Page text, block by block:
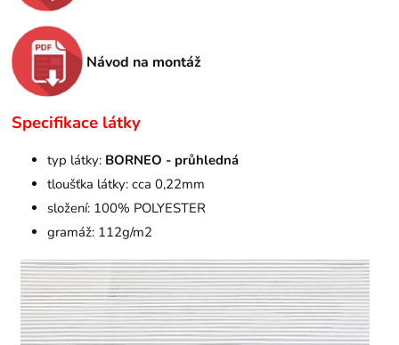
Návod na montáž
Specifikace látky
typ látky: BORNEO - průhledná
tloušťka látky: cca 0,22mm
složení: 100% POLYESTER
gramáž: 112g/m2